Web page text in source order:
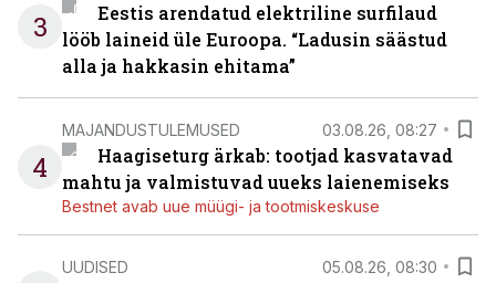
3
Eestis arendatud elektriline surfilaud
lööb laineid üle Euroopa. “Ladusin säästud
alla ja hakkasin ehitama”
4
MAJANDUSTULEMUSED 03.08.26, 08:27
Haagiseturg ärkab: tootjad kasvatavad
mahtu ja valmistuvad uueks laienemiseks
Bestnet avab uue müügi- ja tootmiskeskuse
UUDISED 05.08.26, 08:30